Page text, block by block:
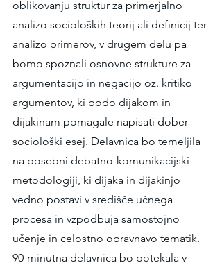
oblikovanju struktur za primerjalno
analizo socioloških teorij ali definicij ter
analizo primerov, v drugem delu pa
bomo spoznali osnovne strukture za
argumentacijo in negacijo oz. kritiko
argumentov, ki bodo dijakom in
dijakinam pomagale napisati dober
sociološki esej. Delavnica bo temeljila
na posebni debatno-komunikacijski
metodologiji, ki dijaka in dijakinjo
vedno postavi v središče učnega
procesa in vzpodbuja samostojno
učenje in celostno obravnavo tematik.
90-minutna delavnica bo potekala v